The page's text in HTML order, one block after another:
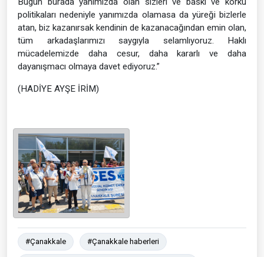
politikaları nedeniyle yanımızda olamasa da yüreği bizlerle
atan, biz kazanırsak kendinin de kazanacağından emin olan,
tüm arkadaşlarımızı saygıyla selamlıyoruz. Haklı
mücadelemizde daha cesur, daha kararlı ve daha
dayanışmacı olmaya davet ediyoruz.”
(HADİYE AYŞE İRİM)
#Çanakkale #Çanakkale haberleri